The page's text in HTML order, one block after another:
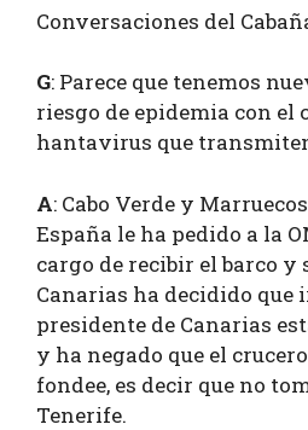
Conversaciones del
G: Parece que tenemos
riesgo de epidemia con el
hantavirus que
A: Cabo Verde y
España le ha pedido a la
cargo de recibir el barco y
Canarias ha decidido que
presidente de Canarias
y ha negado que el
fondee, es decir que no
Tenerife.